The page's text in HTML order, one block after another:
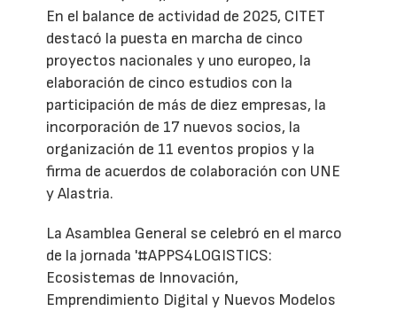
En el balance de actividad de 2025, CITET
destacó la puesta en marcha de cinco
proyectos nacionales y uno europeo, la
elaboración de cinco estudios con la
participación de más de diez empresas, la
incorporación de 17 nuevos socios, la
organización de 11 eventos propios y la
firma de acuerdos de colaboración con UNE
y Alastria.
La Asamblea General se celebró en el marco
de la jornada '#APPS4LOGISTICS:
Ecosistemas de Innovación,
Emprendimiento Digital y Nuevos Modelos